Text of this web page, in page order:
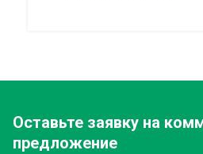
Оставьте заявку на
предложение